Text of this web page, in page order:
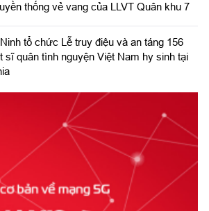
thống vẻ vang của LLVT Quân khu 7
tổ chức Lễ truy điệu và an táng 156
sĩ quân tình nguyện Việt Nam hy sinh tại